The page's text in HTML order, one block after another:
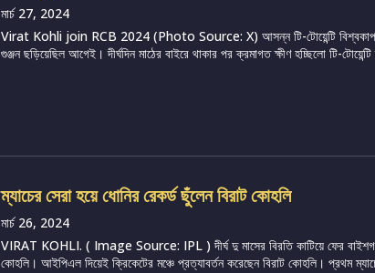
মার্চ 27, 2024
Virat Kohli join RCB 2024 (Photo Source: X) আসন্ন টি-টোয়েন্টি বিশ্বকাপ
গুঞ্জন ছড়িয়েছিল আগেই। দীর্ঘদিন মাঠের বাইরে থাকার পর ক্রমাগত ক্ষীণ হচ্ছিলো টি-
ম্যাচের সেরা হয়ে ধোনির রেকর্ড ছুঁলেন বিরাট কোহলি
মার্চ 26, 2024
VIRAT KOHLI. ( Image Source: IPL ) দীর্ঘ দু মাসের বিরতি কাটিয়ে ফের
কোহলি। আইপিএল দিয়েই ক্রিকেটের মঞ্চে প্রত্যাবর্তন করেছেন বিরাট কোহলি। প্রথম